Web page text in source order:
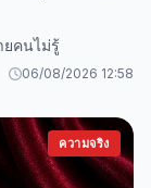
คนไม่รู้
06/08/2026 12:58
ความจริง